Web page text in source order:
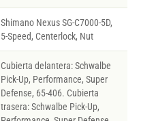
Shimano Nexus SG-C7000-5D,
5-Speed, Centerlock, Nut
Cubierta delantera: Schwalbe
Pick-Up, Performance, Super
Defense, 65-406. Cubierta
trasera: Schwalbe Pick-Up,